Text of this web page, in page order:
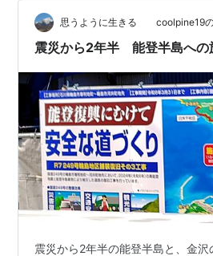
思うように生きる coolpine19
震災から2年半 能登半島への
震災から2年半の能登半島と、金